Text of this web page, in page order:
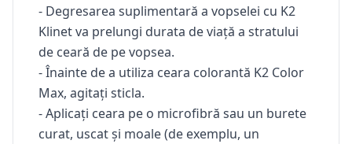
- Degresarea suplimentară a vopselei cu K2
Klinet va prelungi durata de viață a stratului
de ceară de pe vopsea.
- Înainte de a utiliza ceara colorantă K2 Color
Max, agitați sticla.
- Aplicați ceara pe o microfibră sau un burete
curat, uscat și moale (de exemplu, un